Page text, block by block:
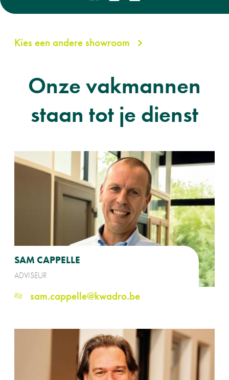
Kies een andere showroom
Onze vakmannen
staan tot je dienst
SAM CAPPELLE
ADVISEUR
sam.cappelle@kwadro.be